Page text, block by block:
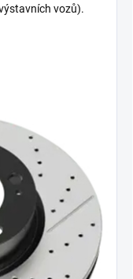
vozů).